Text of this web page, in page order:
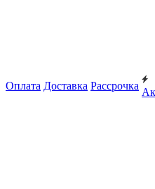
Оплата Доставка Рассрочка